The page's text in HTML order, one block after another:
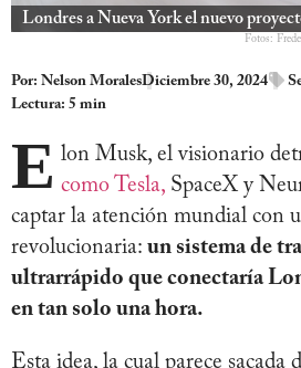
Londres a Nueva York el nuevo
Fotos:
Por: Nelson MoralesDiciembre 30, 2024
Lectura: 5 min
E lon Musk, el visionario
como Tesla, SpaceX y
captar la atención mundial con
revolucionaria: un sistema de
ultrarrápido que conectaría
en tan solo una hora.
Esta idea, la cual parece sacada